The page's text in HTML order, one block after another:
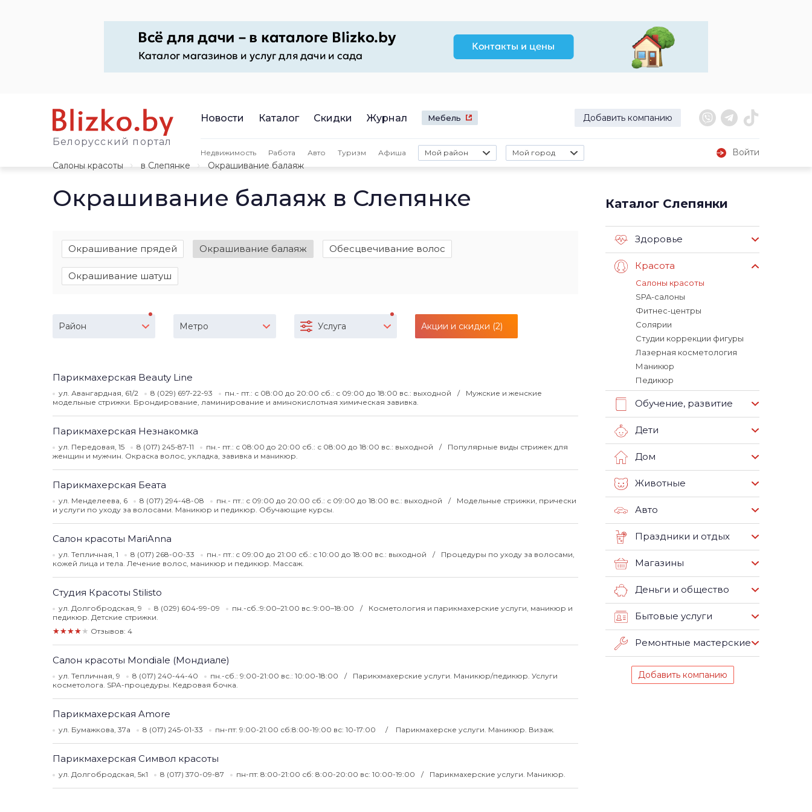
Белорусский портал
Новости Каталог Скидки Журнал Мебель Добавить компанию
Недвижимость Работа Авто Туризм Афиша Мой район Мой город
Войти
Салоны красоты
в Слепянке Окрашивание балаяж
Окрашивание балаяж в Слепянке
Окрашивание прядей Окрашивание балаяж Обесцвечивание волос
Окрашивание шатуш
Район Метро Услуга Акции и скидки (2)
Парикмахерская Beauty Line
ул. Авангардная, 61/2 8 (029) 697-22-93 пн.- пт.: с 08:00 до 20:00 сб.: с 09:00 до 18:00 вс.: выходной
Мужские и женские
модельные стрижки. Брондирование, ламинирование и аминокислотная химическая завивка.
Парикмахерская Незнакомка
ул. Передовая, 15 8 (017) 245-87-11 пн.- пт.: с 08:00 до 20:00 сб.: с 08:00 до 18:00 вс.: выходной
Популярные виды стрижек для
женщин и мужчин. Окраска волос, укладка, завивка и маникюр.
Парикмахерская Беата
ул. Менделеева, 6 8 (017) 294-48-08 пн.- пт.: с 09:00 до 20:00 сб.: с 09:00 до 18:00 вс.: выходной
Модельные стрижки, прически
и услуги по уходу за волосами. Маникюр и педикюр. Обучающие курсы.
Салон красоты MariAnna
ул. Тепличная, 1 8 (017) 268-00-33 пн.- пт.: c 09:00 до 21:00 сб.: c 10:00 до 18:00 вс.: выходной
Процедуры по уходу за волосами,
кожей лица и тела. Лечение волос, маникюр и педикюр. Массаж.
Студия Красоты Stilisto
ул. Долгобродская, 9 8 (029) 604-99-09 пн.-сб.:9:00–21:00 вс.:9:00–18:00
Косметология и парикмахерские услуги, маникюр и
педикюр. Детские стрижки.
★★★★★ Отзывов: 4
Салон красоты Mondiale (Мондиале)
ул. Тепличная, 9 8 (017) 240-44-40 пн.-сб.: 9:00-21:00 вс.: 10:00-18:00
Парикхмахерские услуги. Маникюр/педикюр. Услуги
косметолога. SPA-процедуры. Кедровая бочка.
Парикмахерская Amore
ул. Бумажкова, 37а 8 (017) 245-01-33 пн-пт: 9:00-21:00 сб:8:00-19:00 вс: 10-17:00 Парикмахерске услуги. Маникюр. Визаж.
Парикмахерская Символ красоты
ул. Долгобродская, 5к1 8 (017) 370-09-87 пн-пт: 8:00-21:00 сб: 8:00-20:00 вс: 10:00-19:00 Парикмахерские услуги. Маникюр.
Каталог Слепянки
Здоровье
Красота
Салоны красоты
SPA-салоны
Фитнес-центры
Солярии
Студии коррекции фигуры
Лазерная косметология
Маникюр
Педикюр
Обучение, развитие
Дети
Дом
Животные
Авто
Праздники и отдых
Магазины
Деньги и общество
Бытовые услуги
Ремонтные мастерские
Добавить компанию